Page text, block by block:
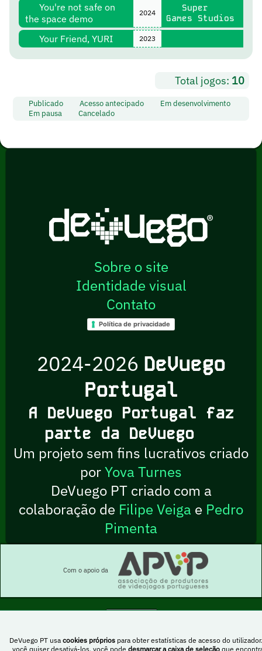
You're not safe on
the space demo
2024
Super
Games Studios
Your Friend, YURI 2023
Total jogos: 10
Publicado Acesso antecipado
Em desenvolvimento
Em pausa
Cancelado
DeVuego PT usa cookies próprios para obter estatísticas de acesso do
você quiser desativá-los, você pode desmarcar a caixa de seleção que
Sobre o site
Identidade visual
Contato
Política de privacidade
2024-2026 DeVuego
Portugal
A DeVuego Portugal faz
parte da DeVuego
Um projeto sem fins lucrativos criado
porYova Turnes
DeVuego PT criado com a
colaboração de Filipe Veiga e Pedro
Pimenta
Com o apoio da
PartilhaIgual 4.0 Internacional